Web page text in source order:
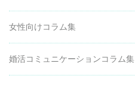
女性向けコラム集
婚活コミュニケーションコラム集